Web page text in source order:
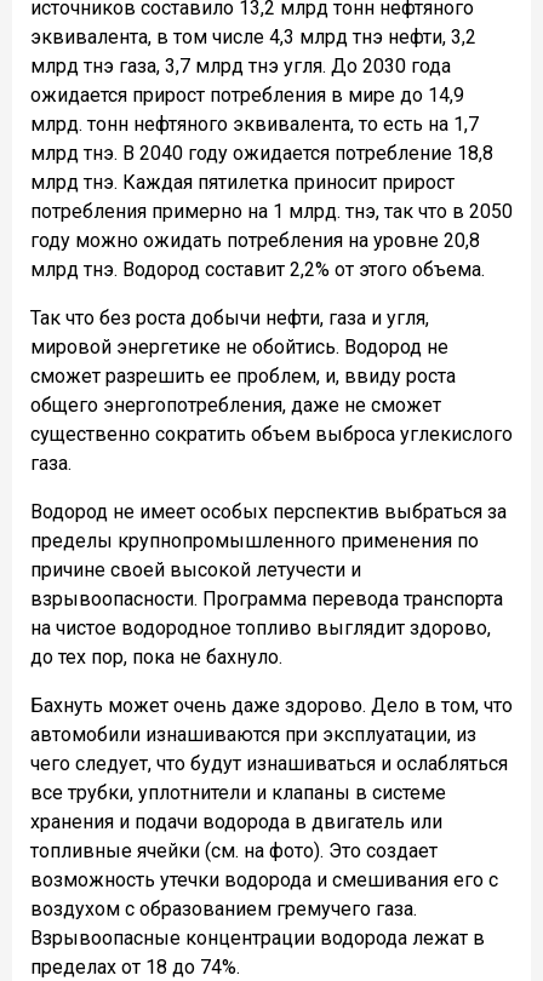
источников составило 13,2 млрд тонн нефтяного
эквивалента, в том числе 4,3 млрд тнэ нефти, 3,2
млрд тнэ газа, 3,7 млрд тнэ угля. До 2030 года
ожидается прирост потребления в мире до 14,9
млрд. тонн нефтяного эквивалента, то есть на 1,7
млрд тнэ. В 2040 году ожидается потребление 18,8
млрд тнэ. Каждая пятилетка приносит прирост
потребления примерно на 1 млрд. тнэ, так что в 2050
году можно ожидать потребления на уровне 20,8
млрд тнэ. Водород составит 2,2% от этого объема.
Так что без роста добычи нефти, газа и угля,
мировой энергетике не обойтись. Водород не
сможет разрешить ее проблем, и, ввиду роста
общего энергопотребления, даже не сможет
существенно сократить объем выброса углекислого
газа.
Водород не имеет особых перспектив выбраться за
пределы крупнопромышленного применения по
причине своей высокой летучести и
взрывоопасности. Программа перевода транспорта
на чистое водородное топливо выглядит здорово,
до тех пор, пока не бахнуло.
Бахнуть может очень даже здорово. Дело в том, что
автомобили изнашиваются при эксплуатации, из
чего следует, что будут изнашиваться и ослабляться
все трубки, уплотнители и клапаны в системе
хранения и подачи водорода в двигатель или
топливные ячейки (см. на фото). Это создает
возможность утечки водорода и смешивания его с
воздухом с образованием гремучего газа.
Взрывоопасные концентрации водорода лежат в
пределах от 18 до 74%.